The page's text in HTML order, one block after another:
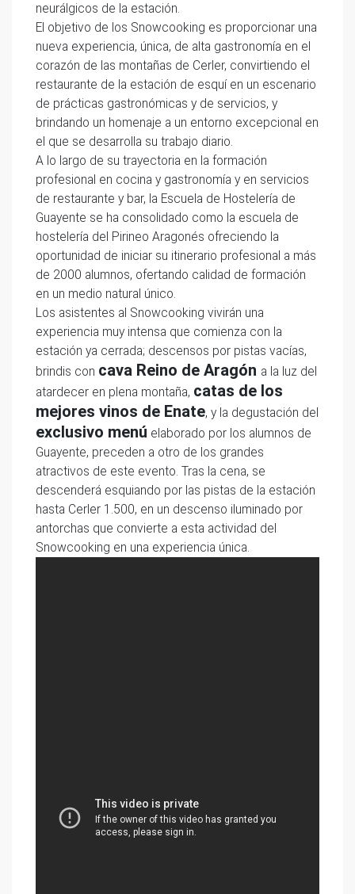
neurálgicos de la estación.
El objetivo de los Snowcooking es proporcionar una
nueva experiencia, única, de alta gastronomía en el
corazón de las montañas de Cerler, convirtiendo el
restaurante de la estación de esquí en un escenario
de prácticas gastronómicas y de servicios, y
brindando un homenaje a un entorno excepcional en
el que se desarrolla su trabajo diario.
A lo largo de su trayectoria en la formación
profesional en cocina y gastronomía y en servicios
de restaurante y bar, la Escuela de Hostelería de
Guayente se ha consolidado como la escuela de
hostelería del Pirineo Aragonés ofreciendo la
oportunidad de iniciar su itinerario profesional a más
de 2000 alumnos, ofertando calidad de formación
en un medio natural único.
Los asistentes al Snowcooking vivirán una
experiencia muy intensa que comienza con la
estación ya cerrada; descensos por pistas vacías,
brindis con cava Reino de Aragón a la luz del
atardecer en plena montaña, catas de los
mejores vinos de Enate, y la degustación del
exclusivo menú elaborado por los alumnos de
Guayente, preceden a otro de los grandes
atractivos de este evento. Tras la cena, se
descenderá esquiando por las pistas de la estación
hasta Cerler 1.500, en un descenso iluminado por
antorchas que convierte a esta actividad del
Snowcooking en una experiencia única.